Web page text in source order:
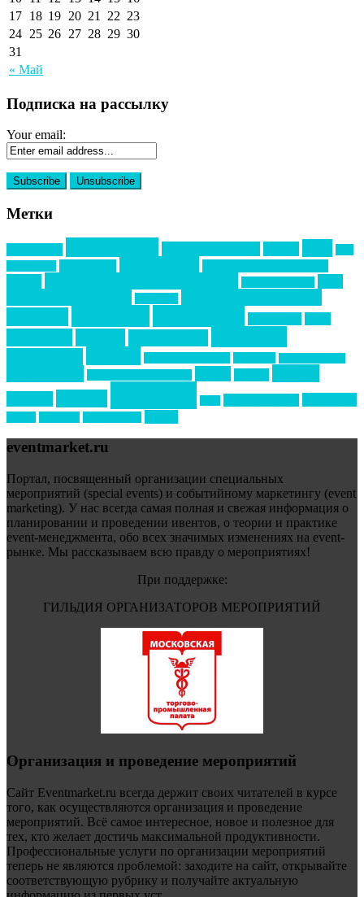
« Май
17 18 19 20 21 22 23
24 25 26 27 28 29 30
31
Подписка на рассылку
Your email:
Метки
eventmarket.ru
Портал, посвященный организации специальных
мероприятий (special events) и событийному маркетингу (event
marketing). У нас всегда самая полная и свежая информация о
планировании и проведении ивентов, о теории и практике
event-менеджмента, обо всех значимых изменениях на event-
рынке. Мы рассказываем всю правду о мероприятиях!
При поддержке:
ГИЛЬДИЯ ОРГАНИЗАТОРОВ МЕРОПРИЯТИЙ
Организация и проведение мероприятий
Сайт Eventmarket.ru всегда держит своих читателей в курсе
того, как осуществляются организация и проведение
мероприятий. Всё самое интересное, новое и полезное для
тех, кто желает достичь максимальной продуктивности.
Профессиональные услуги по организации мероприятий
теперь не являются проблемой: заходите на сайт, открывайте
соответствующую рубрику и получайте актуальную